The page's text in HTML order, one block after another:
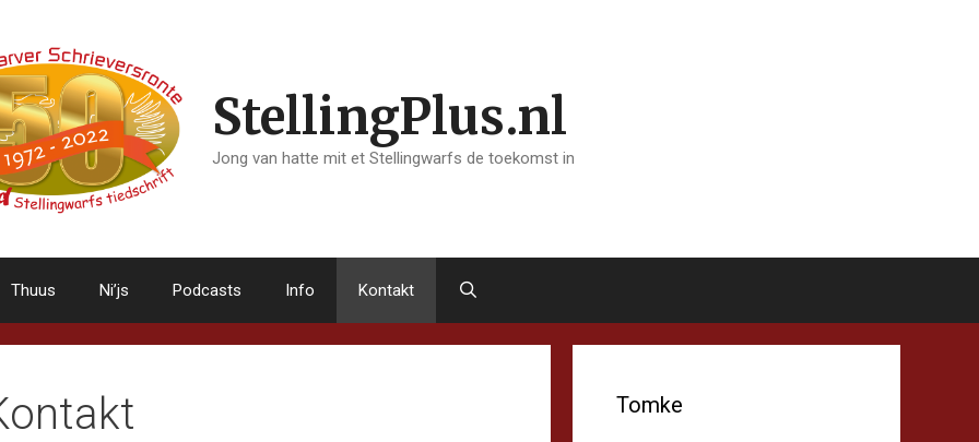
StellingPlus.nl
Jong van hatte mit et Stellingwarfs de toekomst in
Thuus Ni’js Podcasts Info Kontakt
Tomke